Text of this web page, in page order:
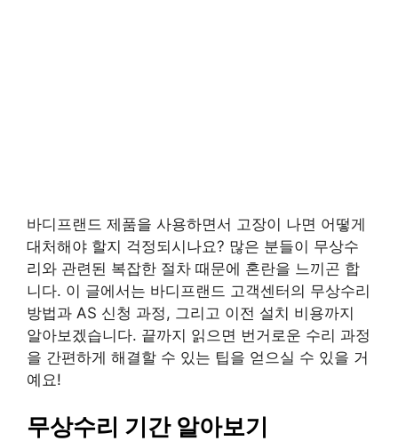
바디프랜드 제품을 사용하면서 고장이 나면 어떻게
대처해야 할지 걱정되시나요? 많은 분들이 무상수
리와 관련된 복잡한 절차 때문에 혼란을 느끼곤 합
니다. 이 글에서는 바디프랜드 고객센터의 무상수리
방법과 AS 신청 과정, 그리고 이전 설치 비용까지
알아보겠습니다. 끝까지 읽으면 번거로운 수리 과정
을 간편하게 해결할 수 있는 팁을 얻으실 수 있을 거
예요!
무상수리 기간 알아보기